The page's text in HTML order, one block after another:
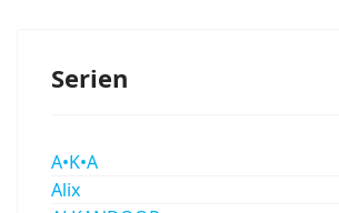
Serien
A•K•A
Alix